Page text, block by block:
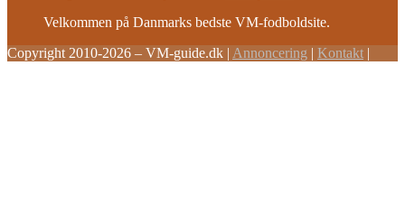
Velkommen på Danmarks bedste VM-fodboldsite.
Copyright 2010-2026 – VM-guide.dk | Annoncering | Kontakt |